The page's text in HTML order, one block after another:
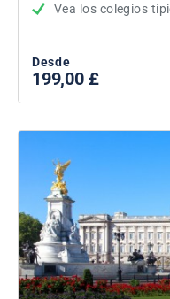
Vea los colegios
Desde
199,00 £